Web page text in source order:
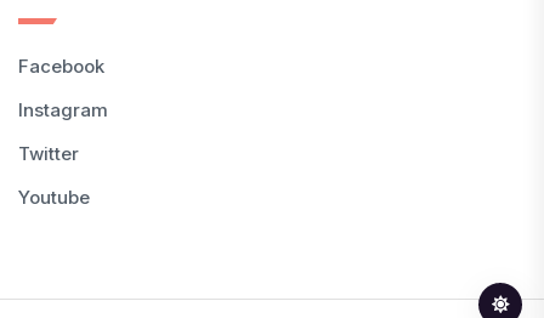
Facebook
Instagram
Twitter
Youtube